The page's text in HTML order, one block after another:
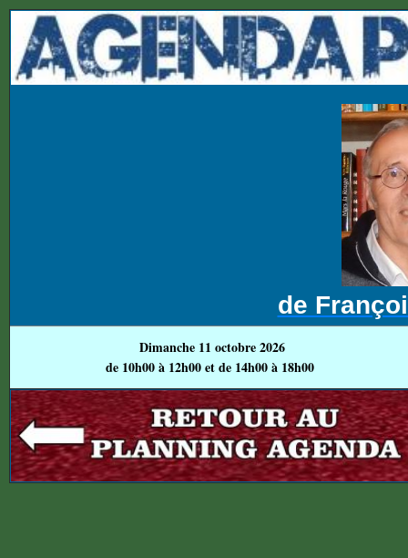
de
Dimanche 11 octobre 2026
de 10h00 à 12h00 et de 14h00 à 18h00